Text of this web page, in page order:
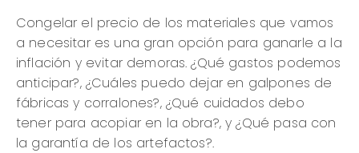
Congelar el precio de los materiales que vamos
a necesitar es una gran opción para ganarle a la
inflación y evitar demoras. ¿Qué gastos podemos
anticipar?, ¿Cuáles puedo dejar en galpones de
fábricas y corralones?, ¿Qué cuidados debo
tener para acopiar en la obra?, y ¿Qué pasa con
la garantía de los artefactos?.